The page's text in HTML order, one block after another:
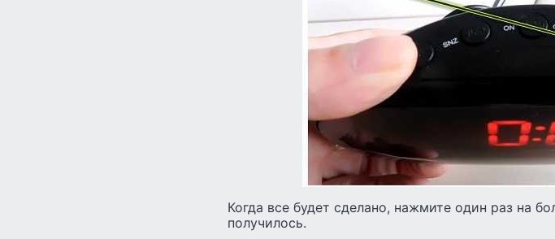
Когда все будет сделано, нажмите один раз на
получилось.